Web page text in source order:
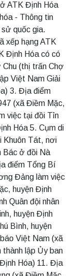
ở ATK Định Hóa
- Thông tin
sử quốc gia.
xếp hạng ATK
Định Hóa có có
(thị trấn Chợ
Việt Nam Giải
3. Địa điểm
(xã Điềm Mặc,
việc tại đồi Tỉn
Hóa 5. Cụm di
Khuôn Tát, nơi
Bác ở đồi Nà
điểm Tổng Bí
Đảng làm việc
huyện Định
Quân đội nhân
huyện Định
Bình, huyện
Việt Nam (xã
lập Ủy ban
Hóa) 11. Địa